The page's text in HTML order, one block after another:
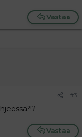
Vastaa
#3
Vastaa